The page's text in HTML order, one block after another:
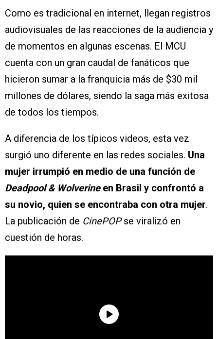
Como es tradicional en internet, llegan registros
audiovisuales de las reacciones de la audiencia y
de momentos en algunas escenas. El MCU
cuenta con un gran caudal de fanáticos que
hicieron sumar a la franquicia más de $30 mil
millones de dólares, siendo la saga más exitosa
de todos los tiempos.
A diferencia de los típicos videos, esta vez
surgió uno diferente en las redes sociales. Una
mujer irrumpió en medio de una función de
Deadpool & Wolverineen Brasil y confrontó a
su novio, quien se encontraba con otra mujer.
La publicación de CinePOPse viralizó en
cuestión de horas.